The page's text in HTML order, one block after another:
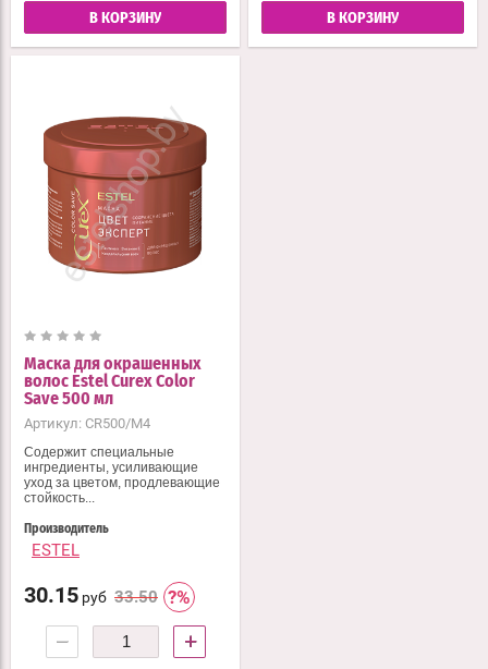
В КОРЗИНУ В КОРЗИНУ
Маска для окрашенных
волос Estel Curex Color
Save 500 мл
Артикул: CR500/M4
Содержит специальные
ингредиенты, усиливающие
уход за цветом, продлевающие
стойкость...
Производитель
ESTEL
33.50
30.15 руб
− +